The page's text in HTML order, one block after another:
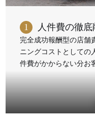
1 人件費の徹底
完全成功報酬型の店舗
ニングコストとしての
件費がかからない分お